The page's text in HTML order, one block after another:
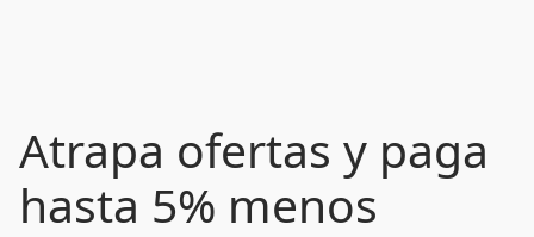
Atrapa ofertas y paga
hasta 5% menos